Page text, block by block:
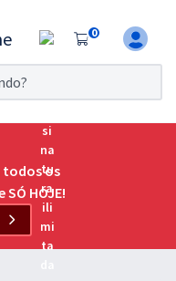
0
da
todos os
HOJE!